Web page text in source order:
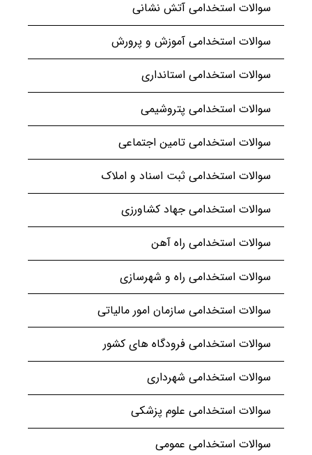
سوالات استخدامی آتش نشانی
سوالات استخدامی آموزش و پرورش
سوالات استخدامی استانداری
سوالات استخدامی پتروشیمی
سوالات استخدامی تامین اجتماعی
سوالات استخدامی ثبت اسناد و املاک
سوالات استخدامی جهاد کشاورزی
سوالات استخدامی راه آهن
سوالات استخدامی راه و شهرسازی
سوالات استخدامی سازمان امور مالیاتی
سوالات استخدامی فرودگاه های کشور
سوالات استخدامی شهرداری
سوالات استخدامی علوم پزشکی
سوالات استخدامی عمومی